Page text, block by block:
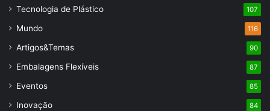
Tecnologia de Plástico 107
Mundo 116
Artigos&Temas 90
Embalagens Flexíveis 87
Eventos 85
Inovação 84